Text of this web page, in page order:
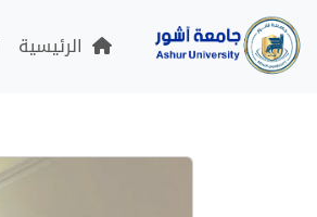
الرئيسية